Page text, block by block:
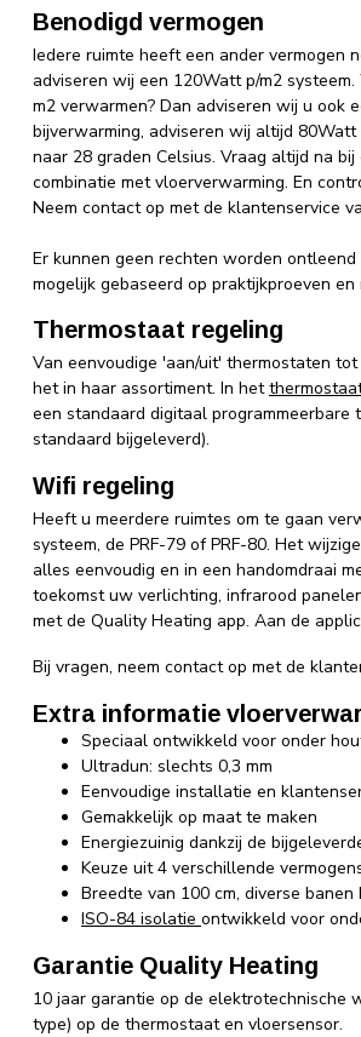
Benodigd vermogen
Iedere ruimte heeft een ander vermogen
adviseren wij een 120Watt p/m2
m2 verwarmen? Dan adviseren wij u ook
bijverwarming, adviseren wij altijd
naar 28 graden Celsius. Vraag altijd na
combinatie met vloerverwarming. En
Neem contact op met de klantenservice
Er kunnen geen rechten worden
mogelijk gebaseerd op praktijkproeven
Thermostaat regeling
Van eenvoudige 'aan/uit' thermostaten
het in haar assortiment. In het
een standaard digitaal
standaard bijgeleverd).
Wifi regeling
Heeft u meerdere ruimtes om te gaan
systeem, de PRF-79 of PRF-80. Het
alles eenvoudig en in een handomdraai
toekomst uw verlichting, infrarood
met de Quality Heating app. Aan de
Bij vragen, neem contact op met de
Extra informatie
Speciaal ontwikkeld voor onder
Ultradun: slechts 0,3 mm
Eenvoudige installatie en
Gemakkelijk op maat te maken
Energiezuinig dankzij de
Keuze uit 4 verschillende
Breedte van 100 cm, diverse
ISO-84 isolatie ontwikkeld voor
Garantie Quality Heating
10 jaar garantie op de elektrotechnische
type) op de thermostaat en vloersensor.